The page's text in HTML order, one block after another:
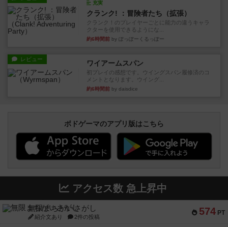
充実
クランク! ：冒険者たち（拡張）
クランク！のプレイヤーごとに能力の違うキャラ
クターを使用できるようにな...
約6時間前 by ぽっぽーくるっぽー
レビュー ワイアームスパン
初プレイの感想です。ウイングスパン履修済のコ
メントとなります。ウイング...
約6時間前 by daisdice
ボドゲーマのアプリ版はこちら
アクセス数 急上昇中
574 PT
無限まちがいさがし
紹介文あり 2件の投稿